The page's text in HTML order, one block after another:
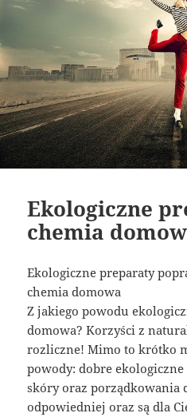
Ekologiczne
chemia
Ekologiczne preparaty
chemia domowa
Z jakiego powodu
domowa? Korzyści z
rozliczne! Mimo to krótko
powody: dobre
skóry oraz porządkowania
odpowiedniej oraz są dla